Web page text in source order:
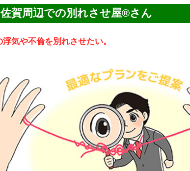
賀周辺での別れさせ屋®さん
気や不倫を別れさせたい。